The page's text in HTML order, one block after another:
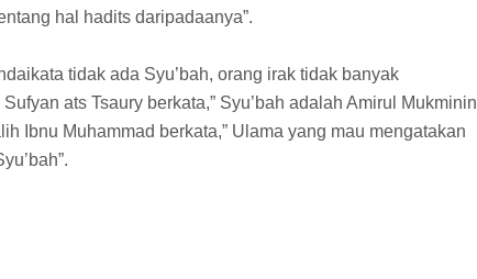
hal hadits daripadaanya”.
tidak ada Syu’bah, orang irak tidak banyak
ats Tsaury berkata,” Syu’bah adalah Amirul Mukminin
Ibnu Muhammad berkata,” Ulama yang mau mengatakan